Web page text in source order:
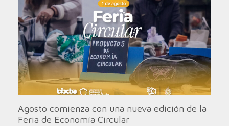
Agosto comienza con una nueva edición de la
Feria de Economía Circular